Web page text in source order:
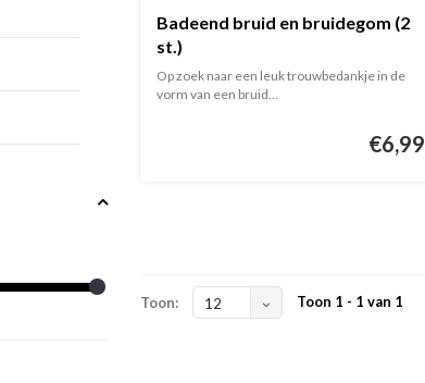
Badeend bruid en bruidegom (2
st.)
Op zoek naar een leuk trouwbedankje in de
vorm van een bruid...
€6,99
Toon: 12 Toon 1 - 1 van 1